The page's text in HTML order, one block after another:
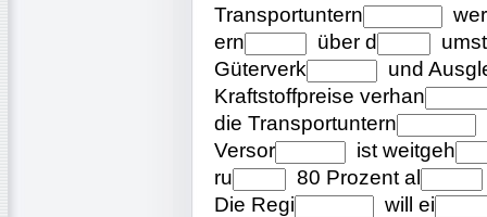
Transportuntern
ern
über d
Güterverk
und
Kraftstoffpreise verhan
die Transportuntern
Versor
ist weitgeh
ru
80 Prozent al
Die Regi will ei